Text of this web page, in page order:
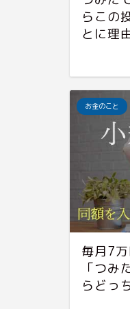
らこの
とに理
お金のこと
毎月7
「つみ
らどっ